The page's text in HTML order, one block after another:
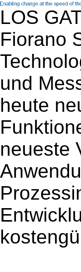
LOS
Fiorano
und
heute
neueste